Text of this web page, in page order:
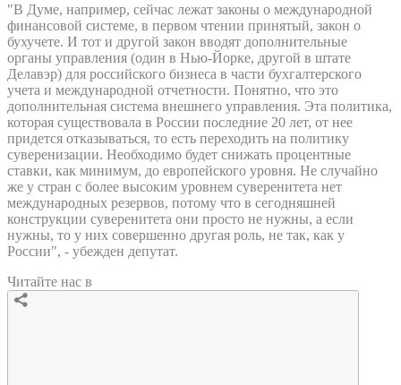
"В Думе, например, сейчас лежат законы о международной
финансовой системе, в первом чтении принятый, закон о
бухучете. И тот и другой закон вводят дополнительные
органы управления (один в Нью-Йорке, другой в штате
Делавэр) для российского бизнеса в части бухгалтерского
учета и международной отчетности. Понятно, что это
дополнительная система внешнего управления. Эта политика,
которая существовала в России последние 20 лет, от нее
придется отказываться, то есть переходить на политику
суверенизации. Необходимо будет снижать процентные
ставки, как минимум, до европейского уровня. Не случайно
же у стран с более высоким уровнем суверенитета нет
международных резервов, потому что в сегодняшней
конструкции суверенитета они просто не нужны, а если
нужны, то у них совершенно другая роль, не так, как у
России", - убежден депутат.
Читайте нас в